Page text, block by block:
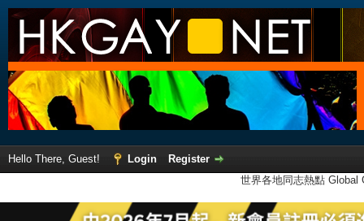
Hello There, Guest! Login
Register
世界各地同志熱點